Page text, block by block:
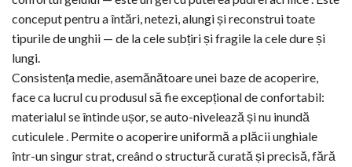
conceput pentru a întări, netezi, alungi și reconstrui toate
tipurile de unghii — de la cele subțiri și fragile la cele dure și
lungi.
Consistența medie, asemănătoare unei baze de acoperire,
face ca lucrul cu produsul să fie excepțional de confortabil:
materialul se întinde ușor, se auto-nivelează și nu inundă
cuticulele . Permite o acoperire uniformă a plăcii unghiale
într-un singur strat, creând o structură curată și precisă, fără